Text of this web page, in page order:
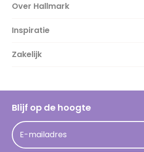
Over Hallmark
Over ons
Duurzaamheid
Hallmark Kaartclub
Acties
Persberichten
Inspiratie
Magazine
Cadeau inspiratie
Op kamp gedichten en versjes
Leuke en grappige op kamp teksten
kamppost inspiratie
Zakelijk
Blijf op de hoogte
E-mailadres